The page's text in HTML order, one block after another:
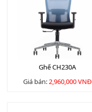
Ghế CH230A
Giá bán:2,960,000 VNĐ